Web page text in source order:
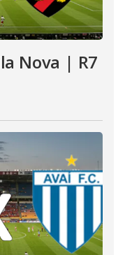
Nova | R7